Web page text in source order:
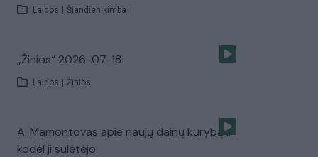
Laidos Šiandien kimba
„Žinios“ 2026-07-18
Laidos Žinios
A. Mamontovas apie naujų dainų kūrybą ir
kodėl ji sulėtėjo